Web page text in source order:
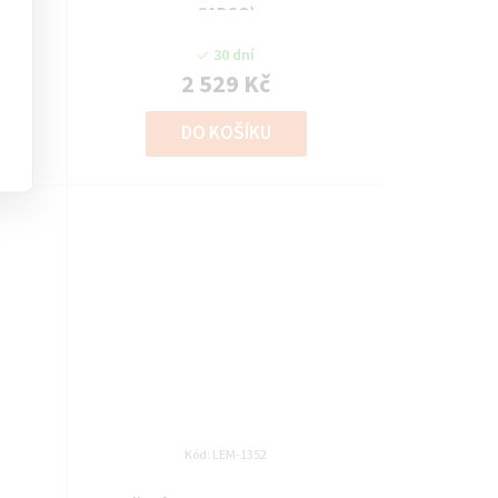
CARGO)
30 dní
2 529 Kč
DO KOŠÍKU
Kód: LEM-1352